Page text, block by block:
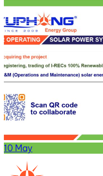
10 May